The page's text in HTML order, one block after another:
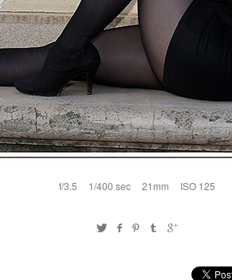
f/3.5 1/400 sec 21mm ISO 125